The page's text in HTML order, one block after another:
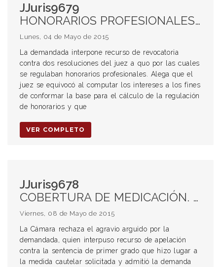
JJuris9679
HONORARIOS PROFESIONALES. LEY 6767. INTERESES MORATORIOS.
Lunes, 04 de Mayo de 2015
La demandada interpone recurso de revocatoria
contra dos resoluciones del juez a quo por las cuales
se regulaban honorarios profesionales. Alega que el
juez se equivocó al computar los intereses a los fines
de conformar la base para el cálculo de la regulación
de honorarios y que
VER COMPLETO
JJuris9678
COBERTURA DE MEDICACIÓN. MEDIDA CAUTELAR. DERECHO A LA SALUD: INTERPRETACIÓN EXTENSIVA. ANMAT. AMPARO. ARBITRARIEDAD.
Viernes, 08 de Mayo de 2015
La Cámara rechaza el agravio arguido por la
demandada, quien interpuso recurso de apelación
contra la sentencia de primer grado que hizo lugar a
la medida cautelar solicitada y admitió la demanda